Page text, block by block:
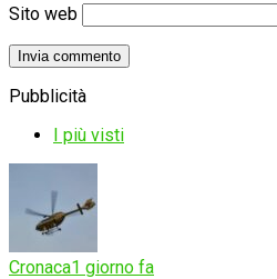
Sito web
Pubblicità
I più visti
Cronaca1 giorno fa